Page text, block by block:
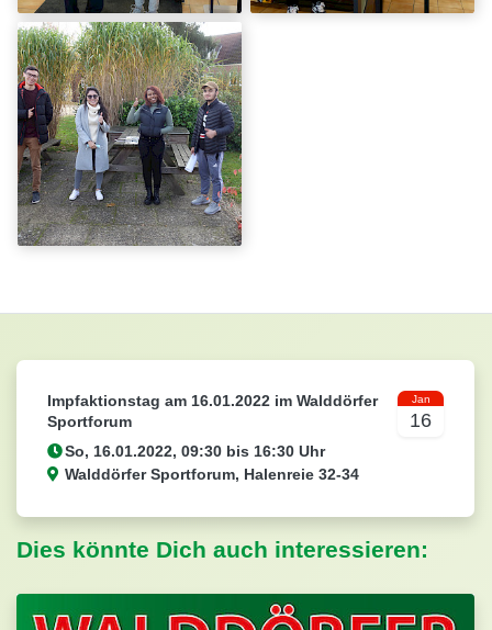
Impfaktionstag am 16.01.2022 im Walddörfer
Sportforum
Walddörfer Sportforum, Halenreie 32-34
Jan
16
Dies könnte Dich auch interessieren: